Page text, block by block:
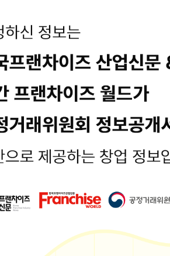
점
용품점으로 규모도 크고 합리적인 가격대
품점이 있어서 방문하게 되었다.캠핑...캠
양점 (에....
냉장고,겨울에는캠핑용히터까지 대여할
너프5 구매....